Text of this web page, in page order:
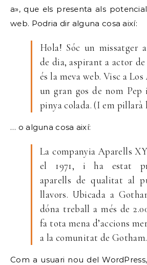
a», que els presenta als
web. Podria dir alguna cosa així:
Hola! Sóc un missatger
de dia, aspirant a actor
és la meva web. Visc a
un gran gos de nom Pep
pinya colada. (I em pillarà
… o alguna cosa així:
La companyia Aparells
el 1971, i ha estat
aparells de qualitat al
llavors. Ubicada a
dóna treball a més de
fa tota mena d’accions
a la comunitat de Gotham.
Com a usuari nou del